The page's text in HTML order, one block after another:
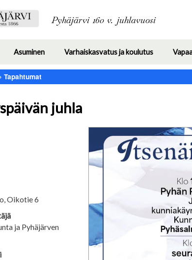
Pyhäjärvi 160 v. juhlavuosi
Asuminen
Toggle
Varhaiskasvatus ja koulutus
Toggle
Tapahtumat
juhla
Oikotie 6
ja Pyhäjärven